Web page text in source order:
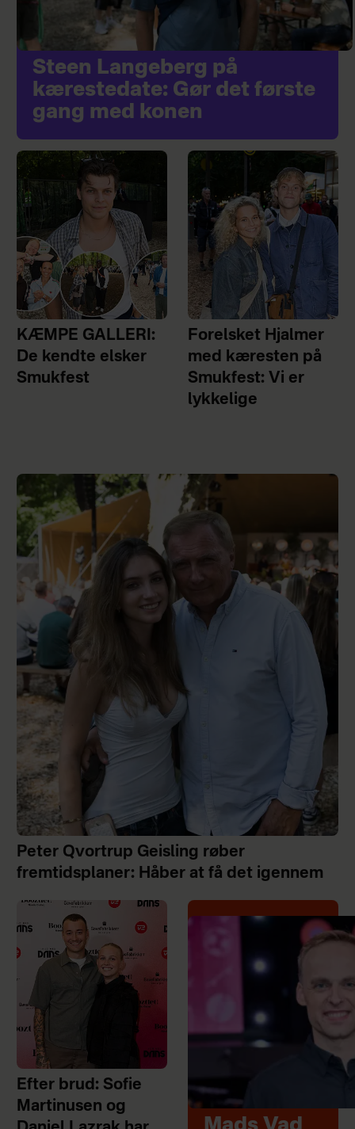
Steen Langeberg på
kærestedate: Gør det første
gang med konen
KÆMPE GALLERI:
De kendte elsker
Smukfest
Forelsket Hjalmer
med kæresten på
Smukfest: Vi er
lykkelige
Peter Qvortrup Geisling røber
fremtidsplaner: Håber at få det igennem
Efter brud: Sofie
Martinusen og